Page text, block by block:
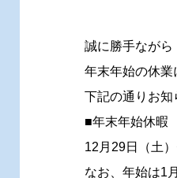
誠に勝手ながら
年末年始の休業
下記の通りお知
■年末年始休暇
12月29日（土
なお、年始は1